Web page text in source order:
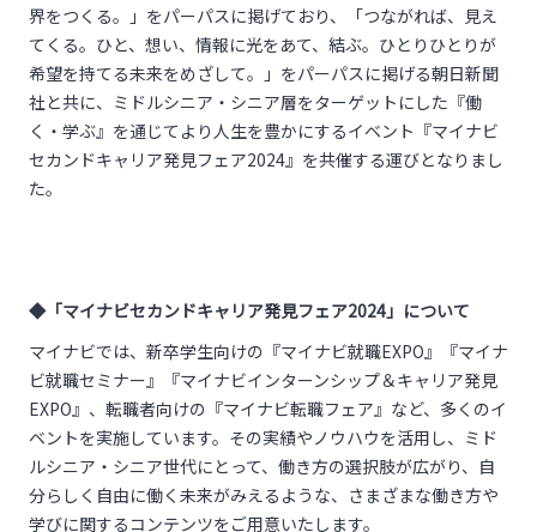
界をつくる。」をパーパスに掲げており、「つながれば、見え
てくる。ひと、想い、情報に光をあて、結ぶ。ひとりひとりが
希望を持てる未来をめざして。」をパーパスに掲げる朝日新聞
社と共に、ミドルシニア・シニア層をターゲットにした『働
く・学ぶ』を通じてより人生を豊かにするイベント『マイナビ
セカンドキャリア発見フェア2024』を共催する運びとなりまし
た。
◆「マイナビセカンドキャリア発見フェア2024」について
マイナビでは、新卒学生向けの『マイナビ就職EXPO』『マイナ
ビ就職セミナー』『マイナビインターンシップ＆キャリア発見
EXPO』、転職者向けの『マイナビ転職フェア』など、多くのイ
ベントを実施しています。その実績やノウハウを活用し、ミド
ルシニア・シニア世代にとって、働き方の選択肢が広がり、自
分らしく自由に働く未来がみえるような、さまざまな働き方や
学びに関するコンテンツをご用意いたします。